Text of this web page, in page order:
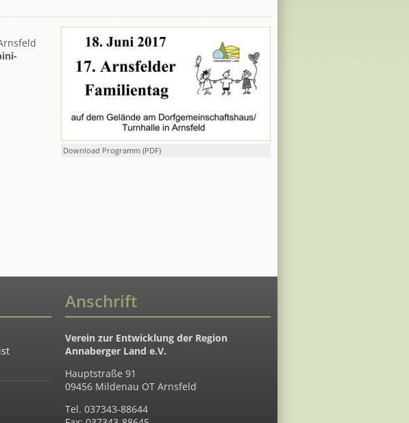
Download Programm (PDF)
Anschrift
Verein zur Entwicklung der Region
Annaberger Land e.V.
Hauptstraße 91
09456 Mildenau OT Arnsfeld
Tel. 037343-88644